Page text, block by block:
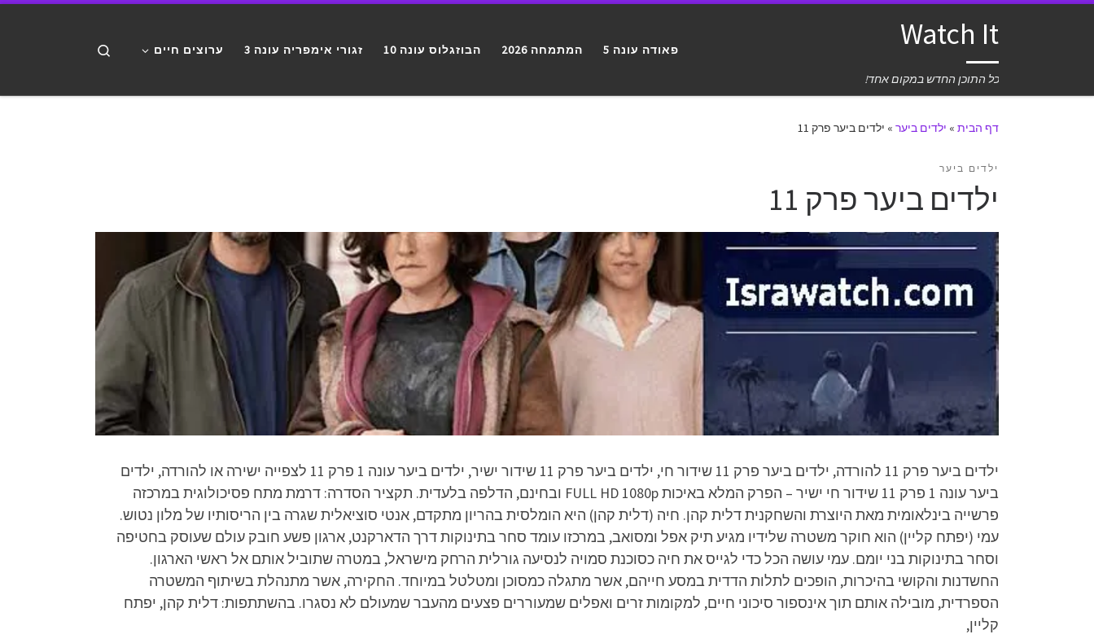
Watch It
כל התוכן החדש במקום אחד!
פאודה עונה 5 המתמחה 2026 הבוזגלוס עונה 10 זגורי אימפריה עונה 3 ערוצים חיים
דף הבית » ילדים ביער » ילדים ביער פרק 11
ילדים ביער
ילדים ביער פרק 11
ילדים ביער פרק 11 להורדה, ילדים ביער פרק 11 שידור חי, ילדים ביער פרק 11 שידור ישיר, ילדים ביער עונה 1 פרק 11 לצפייה ישירה או להורדה, ילדים
ביער עונה 1 פרק 11 שידור חי ישיר – הפרק המלא באיכות FULL HD 1080p ובחינם, הדלפה בלעדית. תקציר הסדרה: דרמת מתח פסיכולוגית במרכזה
פרשייה בינלאומית מאת היוצרת והשחקנית דלית קהן. חיה (דלית קהן) היא הומלסית בהריון מתקדם, אנטי סוציאלית שגרה בין הריסותיו של מלון נטוש.
עמי (יפתח קליין) הוא חוקר משטרה שלידיו מגיע תיק אפל ומסואב, במרכזו עומד סחר בתינוקות דרך הדארקנט, ארגון פשע חובק עולם שעוסק בחטיפה
וסחר בתינוקות בני יומם. עמי עושה הכל כדי לגייס את חיה כסוכנת סמויה לנסיעה גורלית הרחק מישראל, במטרה שתוביל אותם אל ראשי הארגון.
החשדנות והקושי בהיכרות, הופכים לתלות הדדית במסע חייהם, אשר מתגלה כמסוכן ומטלטל במיוחד. החקירה, אשר מתנהלת בשיתוף המשטרה
הספרדית, מובילה אותם תוך אינספור סיכוני חיים, למקומות זרים ואפלים שמעוררים פצעים מהעבר שמעולם לא נסגרו. בהשתתפות: דלית קהן, יפתח
קליין,